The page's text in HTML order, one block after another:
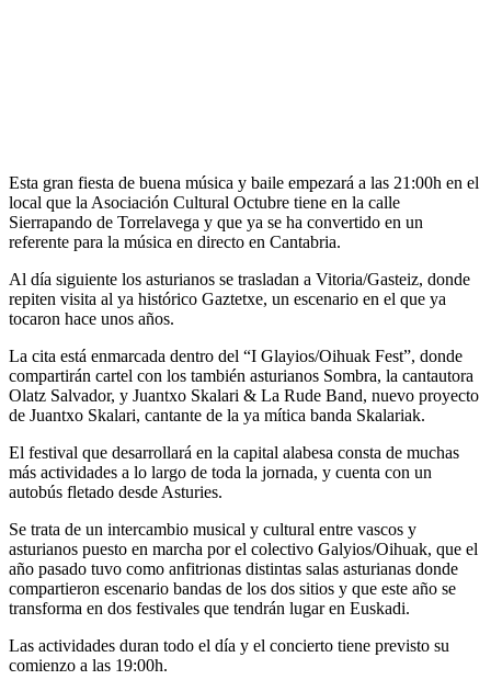
Esta gran fiesta de buena música y baile empezará a las 21:00h en el
local que la Asociación Cultural Octubre tiene en la calle
Sierrapando de Torrelavega y que ya se ha convertido en un
referente para la música en directo en Cantabria.
Al día siguiente los asturianos se trasladan a Vitoria/Gasteiz, donde
repiten visita al ya histórico Gaztetxe, un escenario en el que ya
tocaron hace unos años.
La cita está enmarcada dentro del “I Glayios/Oihuak Fest”, donde
compartirán cartel con los también asturianos Sombra, la cantautora
Olatz Salvador, y Juantxo Skalari & La Rude Band, nuevo proyecto
de Juantxo Skalari, cantante de la ya mítica banda Skalariak.
El festival que desarrollará en la capital alabesa consta de muchas
más actividades a lo largo de toda la jornada, y cuenta con un
autobús fletado desde Asturies.
Se trata de un intercambio musical y cultural entre vascos y
asturianos puesto en marcha por el colectivo Galyios/Oihuak, que el
año pasado tuvo como anfitrionas distintas salas asturianas donde
compartieron escenario bandas de los dos sitios y que este año se
transforma en dos festivales que tendrán lugar en Euskadi.
Las actividades duran todo el día y el concierto tiene previsto su
comienzo a las 19:00h.